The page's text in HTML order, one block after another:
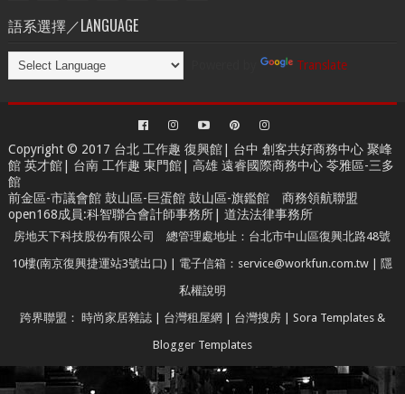
語系選擇／LANGUAGE
Translate
Copyright © 2017 台北 工作趣 復興館| 台中 創客共好商務中心聚峰
館 英才館| 台南 工作趣 東門館| 高雄 遠睿國際商務中心苓雅區-三多
館
前金區-市議會館 鼓山區-巨蛋館 鼓山區-旗鑑館 商務領航聯盟
open168成員:科智聯合會計師事務所| 道法法律事務所
房地天下科技股份有限公司 總管理處地址：台北市中山區復興北路48號
10樓(南京復興捷運站3號出口) | 電子信箱：service@workfun.com.tw | 隱
私權說明
跨界聯盟： 時尚家居雜誌| 台灣租屋網 台灣搜房| Sora Templates&
Blogger Templates